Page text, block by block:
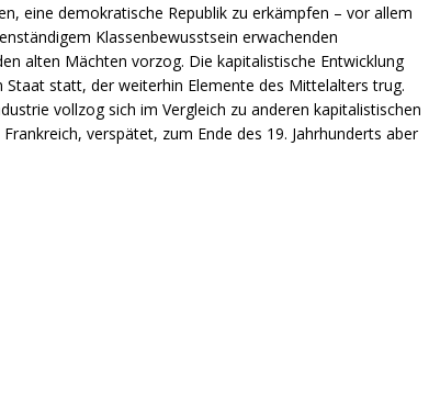
eine demokratische Republik zu erkämpfen – vor allem
Klassenbewusstsein erwachenden
alten Mächten vorzog. Die kapitalistische Entwicklung
Staat statt, der weiterhin Elemente des Mittelalters trug.
vollzog sich im Vergleich zu anderen kapitalistischen
verspätet, zum Ende des 19. Jahrhunderts aber